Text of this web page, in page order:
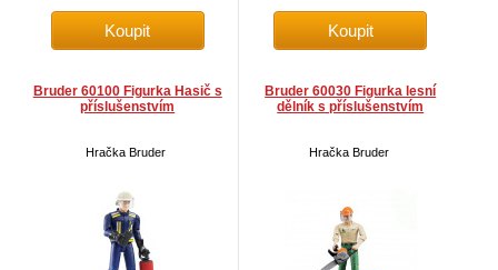
Bruder 60100 Figurka Hasič s
příslušenstvím
Hračka Bruder
Bruder 60030 Figurka lesní
dělník s příslušenstvím
Hračka Bruder